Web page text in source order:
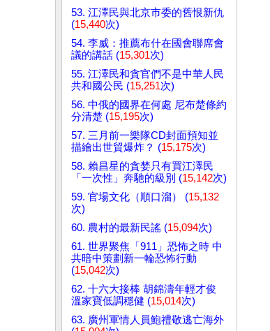
53. 江澤民與北京市委的舊恨新仇
(15,440次)
54. 李威：推薦布什在國會聯席會
議的講話 (15,301次)
55. 江澤民和貪官們不是中華人民
共和國公民 (15,251次)
56. 中俄的國界在何處 尼布楚條約
分清楚 (15,195次)
57. 三月前一樂隊CD封面預知並
描繪出世貿爆炸？ (15,175次)
58. 賴昌星的貪婪只有買江澤民
「一次性」奔馳的級別 (15,142次)
59. 官場文化（順口溜） (15,132
次)
60. 農村的最新民謠 (15,094次)
61. 世界聚焦「911」恐怖之時 中
共暗中策劃新一輪恐怖行動
(15,042次)
62. 十六大接棒 胡錦濤年輕才俊
溫家寶低調穩健 (15,014次)
63. 廣州軍情人員鮑禮敬逃亡海外